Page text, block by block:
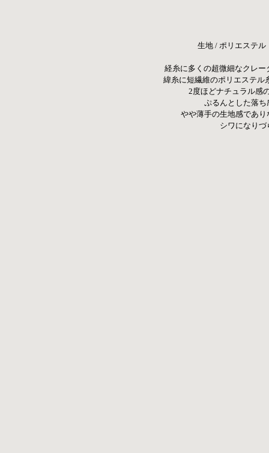
生地 / ポリエステ
経糸に多くの超微細なクレ
緯糸に短繊維のポリエステ
2度ほどナチュラル感
ぷるんとした落
やや薄手の生地感であ
シワになり